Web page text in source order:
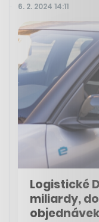
6. 2. 2024 14:11
Logistické
miliardy,
objednávek